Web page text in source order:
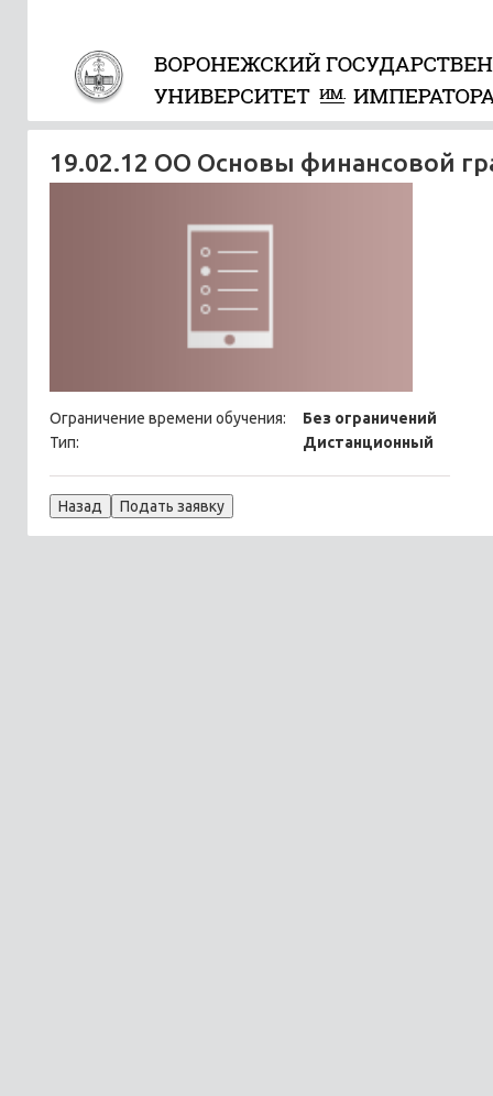
19.02.12 ОО Основы финансовой
Ограничение времени обучения:
Без ограничений
Тип:
Дистанционный